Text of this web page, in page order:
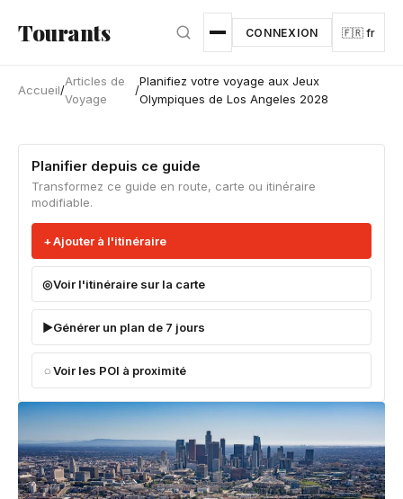
Tourants CONNEXION 🇫🇷 fr
Accueil/
Articles de
Voyage
/
Planifiez votre voyage aux Jeux
Olympiques de Los Angeles 2028
Planifier depuis ce guide
Transformez ce guide en route, carte ou itinéraire
modifiable.
Ajouter à l'itinéraire
Voir l'itinéraire sur la carte
Générer un plan de 7 jours
Voir les POI à proximité